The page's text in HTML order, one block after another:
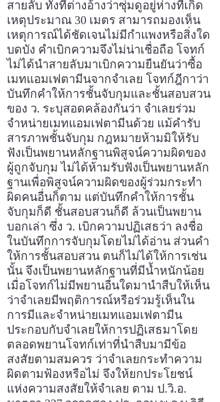
สายลับ ทั้งที่ต่างอ้างว่าซุ่มดูอยู่ห่างที่เกิด
เหตุประมาณ 30 เมตร สามารถมองเห็น
เหตุการณ์ได้ชัดเจนไม่มีกำแพงหรือสิ่งใด
บดบัง คำเบิกความจึงไม่น่าเชื่อถือ โจทก์
ไม่ได้นำสายลับมาเบิกความยืนยันว่าซื้อ
เมทแอมเฟตามีนจากจำเลย โจทก์ฎีกาว่า
บันทึกคำให้การชั้นจับกุมและชั้นสอบสวน
ของ ว. ระบุสอดคล้องกันว่า จำเลยร่วม
จำหน่ายเมทแอมเฟตามีนด้วย แม้คำรับ
สารภาพชั้นจับกุม กฎหมายห้ามมิให้รับ
ฟังเป็นพยานหลักฐานพิสูจน์ความผิดของ
ผู้ถูกจับกุม ไม่ได้ห้ามรับฟังเป็นพยานหลัก
ฐานเพื่อพิสูจน์ความผิดของผู้ร่วมกระทำ
ผิดคนอื่นก็ตาม แต่บันทึกคำให้การชั้น
จับกุมก็ดี ชั้นสอบสวนก็ดี ล้วนเป็นพยาน
บอกเล่า ซึ่ง ว. เบิกความปฏิเสธว่า ลงชื่อ
ในบันทึกการจับกุมโดยไม่ได้อ่าน ส่วนคำ
ให้การชั้นสอบสวน ตนก็ไม่ได้ให้การเช่น
นั้น จึงเป็นพยานหลักฐานที่มีน้ำหนักน้อย
เมื่อโจทก์ไม่มีพยานอื่นใดมานำสืบให้เห็น
ว่าจำเลยมีพฤติการณ์หรือร่วมรู้เห็นใน
การมีและจำหน่ายเมทแอมเฟตามีน
ประกอบกับจำเลยให้การปฏิเสธมาโดย
ตลอดพยานโจทก์เท่าที่นำสืบมามีข้อ
สงสัยตามสมควร ว่าจำเลยกระทำความ
ผิดตามฟ้องหรือไม่ จึงให้ยกประโยชน์
แห่งความสงสัยให้จำเลย ตาม ป.วิ.อ.